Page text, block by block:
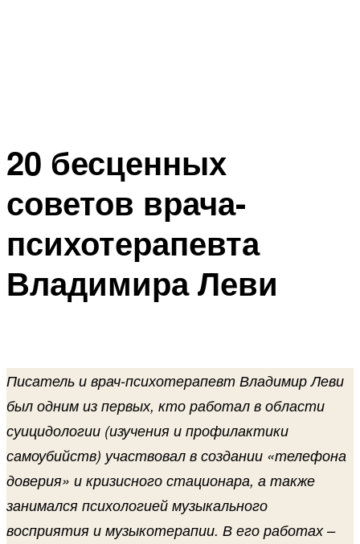
20 бесценных
советов врача-
психотерапевта
Владимира Леви
Писатель и врач-психотерапевт Владимир Леви
был одним из первых, кто работал в области
суицидологии (изучения и профилактики
самоубийств) участвовал в создании «телефона
доверия» и кризисного стационара, а также
занимался психологией музыкального
восприятия и музыкотерапии. В его работах –